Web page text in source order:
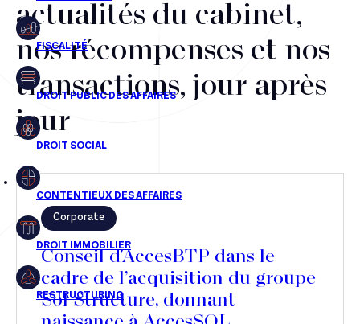
Financement
Fiscalité
Droit public des affaires
Droit social
Droit immobilier
Restructuring
Article
actualités du cabinet,
nos récompenses et nos
transactions, jour après
jour
Corporate
Conseil d'AccesBTP dans le
cadre de l’acquisition du groupe
Sol Structure, donnant